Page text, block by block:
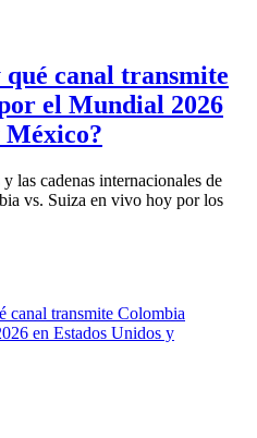
canal transmite
el Mundial 2026
México?
las cadenas internacionales de
vs. Suiza en vivo hoy por los